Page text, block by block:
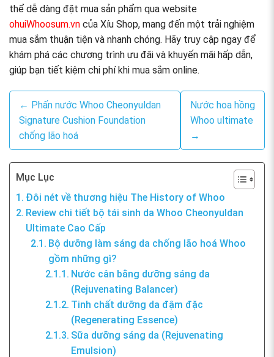
thể dễ dàng đặt mua sản phẩm qua website
ohuiWhoosum.vn của Xíu Shop, mang đến một trải nghiệm
mua sắm thuận tiện và nhanh chóng. Hãy truy cập ngay để
khám phá các chương trình ưu đãi và khuyến mãi hấp dẫn,
giúp bạn tiết kiệm chi phí khi mua sắm online.
← Phấn nước Whoo Cheonyuldan
Signature Cushion Foundation
chống lão hoá
Nước hoa hồng
Whoo ultimate
→
Mục Lục
Đôi nét về thương hiệu The History of Whoo
Review chi tiết bộ tái sinh da Whoo Cheonyuldan
Ultimate Cao Cấp
Bộ dưỡng làm sáng da chống lão hoá Whoo
gồm những gì?
Nước cân bằng dưỡng sáng da
(Rejuvenating Balancer)
Tinh chất dưỡng da đậm đặc
(Regenerating Essence)
Sữa dưỡng sáng da (Rejuvenating
Emulsion)